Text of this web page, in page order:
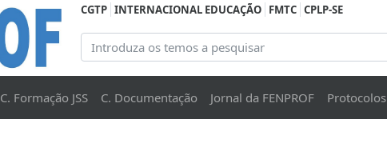
CGTP INTERNACIONAL EDUCAÇÃO FMTC CPLP-SE
C. Formação JSS C. Documentação Jornal da FENPROF Protocolos